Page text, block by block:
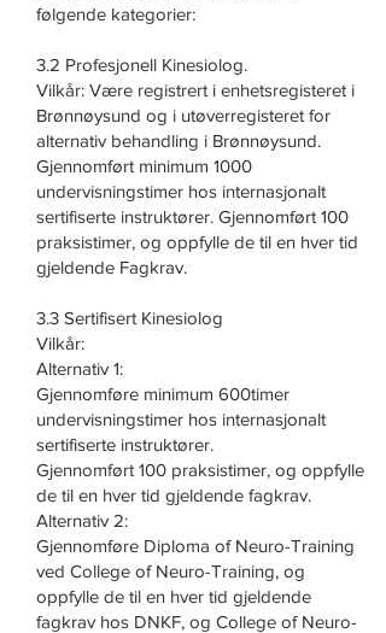
følgende kategorier:
3.2 Profesjonell Kinesiolog.
Vilkår: Være registrert i enhetsregisteret i
Brønnøysund og i utøverregisteret for
alternativ behandling i Brønnøysund.
Gjennomført minimum 1000
undervisningstimer hos internasjonalt
sertifiserte instruktører. Gjennomført 100
praksistimer, og oppfylle de til en hver tid
gjeldende Fagkrav.
3.3 Sertifisert Kinesiolog
Vilkår:
Alternativ 1:
Gjennomføre minimum 600timer
undervisningstimer hos internasjonalt
sertifiserte instruktører.
Gjennomført 100 praksistimer, og oppfylle
de til en hver tid gjeldende fagkrav.
Alternativ 2:
Gjennomføre Diploma of Neuro-Training
ved College of Neuro-Training, og
oppfylle de til en hver tid gjeldende
fagkrav hos DNKF, og College of Neuro-